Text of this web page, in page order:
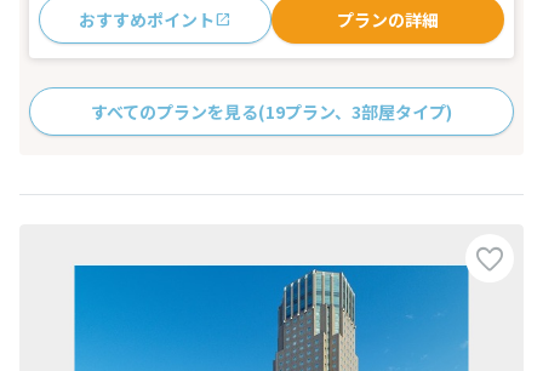
おすすめポイント プランの詳細
すべてのプランを見る(19プラン、3部屋タイプ)